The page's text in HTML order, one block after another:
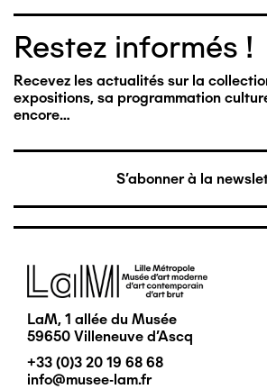
Restez informés !
Recevez les actualités sur la
expositions, sa programmation
encore…
S'abonner à la
Image
LaM, 1 allée du Musée
59650 Villeneuve d'Ascq
+33 (0)3 20 19 68 68
info@musee-lam.fr